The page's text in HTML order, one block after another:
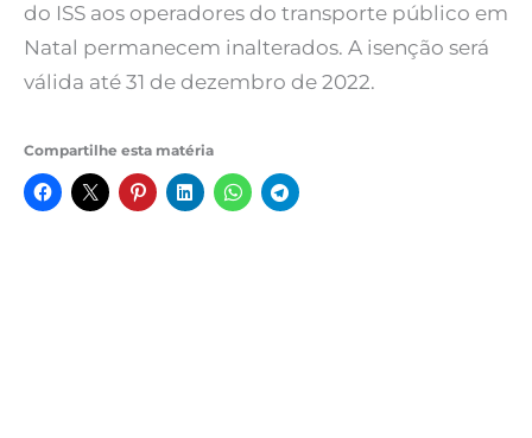
do ISS aos operadores do transporte público em
Natal permanecem inalterados. A isenção será
válida até 31 de dezembro de 2022.
Compartilhe esta matéria